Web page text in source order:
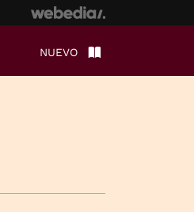
NUEVO